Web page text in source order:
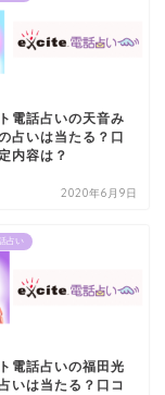
電話占いの天音み
占いは当たる？口
内容は？
2020年6月9日
占い
電話占いの福田光
いは当たる？口コ